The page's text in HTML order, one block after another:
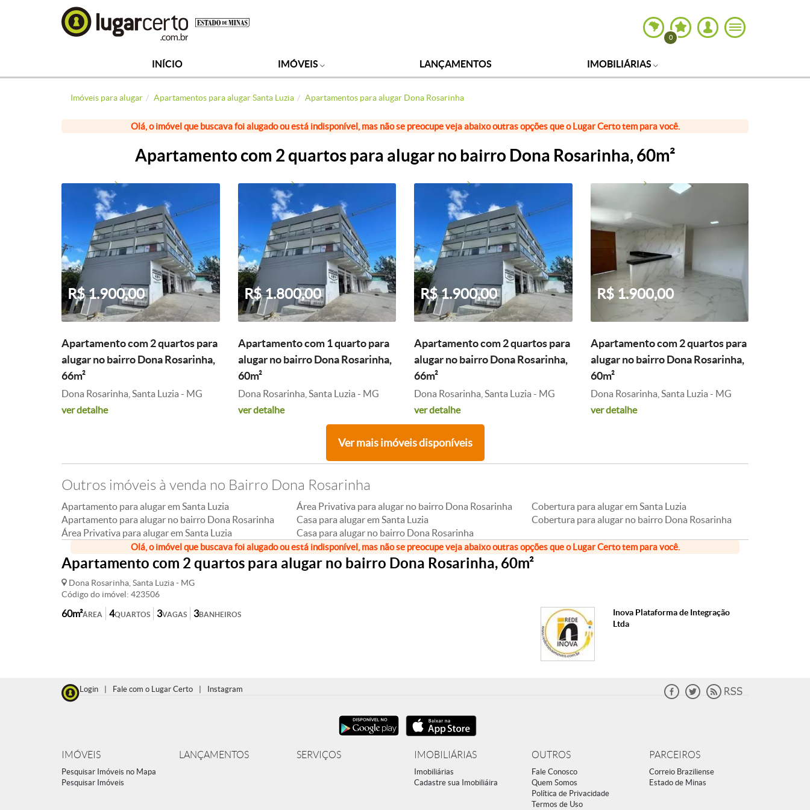
0
INÍCIO IMÓVEIS LANÇAMENTOS IMOBILIÁRIAS
Imóveis para alugar Apartamentos para alugar Santa Luzia Apartamentos para alugar Dona Rosarinha
Olá, o imóvel que buscava foi alugado ou está indisponível, mas não se preocupe veja abaixo outras opções que o Lugar Certo tem para você.
Apartamento com 2 quartos para alugar no bairro Dona Rosarinha, 60m²
R$ 1.900,00
Apartamento com 2 quartos para
alugar no bairro Dona Rosarinha,
66m²
Dona Rosarinha, Santa Luzia - MG
ver detalhe
R$ 1.800,00
Apartamento com 1 quarto para
alugar no bairro Dona Rosarinha,
60m²
Dona Rosarinha, Santa Luzia - MG
ver detalhe
R$ 1.900,00
Apartamento com 2 quartos para
alugar no bairro Dona Rosarinha,
66m²
Dona Rosarinha, Santa Luzia - MG
ver detalhe
R$ 1.900,00
Apartamento com 2 quartos para
alugar no bairro Dona Rosarinha,
60m²
Dona Rosarinha, Santa Luzia - MG
ver detalhe
Ver mais imóveis disponíveis
Outros imóveis à venda no Bairro Dona Rosarinha
Apartamento para alugar em Santa Luzia
Apartamento para alugar no bairro Dona Rosarinha
Área Privativa para alugar em Santa Luzia
Área Privativa para alugar no bairro Dona Rosarinha
Casa para alugar em Santa Luzia
Casa para alugar no bairro Dona Rosarinha
Cobertura para alugar em Santa Luzia
Cobertura para alugar no bairro Dona Rosarinha
Olá, o imóvel que buscava foi alugado ou está indisponível, mas não se preocupe veja abaixo outras opções que o Lugar Certo tem para você.
Apartamento com 2 quartos para alugar no bairro Dona Rosarinha, 60m²
Dona Rosarinha, Santa Luzia - MG
Código do imóvel: 423506
ÁREA
60m² QUARTOS
4 VAGAS
3 BANHEIROS
3
Inova Plataforma de Integração
Ltda
Login | Fale com o Lugar Certo | Instagram
IMÓVEIS
Pesquisar Imóveis no Mapa
Pesquisar Imóveis
LANÇAMENTOS SERVIÇOS IMOBILIÁRIAS
Imobiliárias
Cadastre sua Imobiliáira
OUTROS
Fale Conosco
Quem Somos
Política de Privacidade
Termos de Uso
PARCEIROS
Correio Braziliense
Estado de Minas